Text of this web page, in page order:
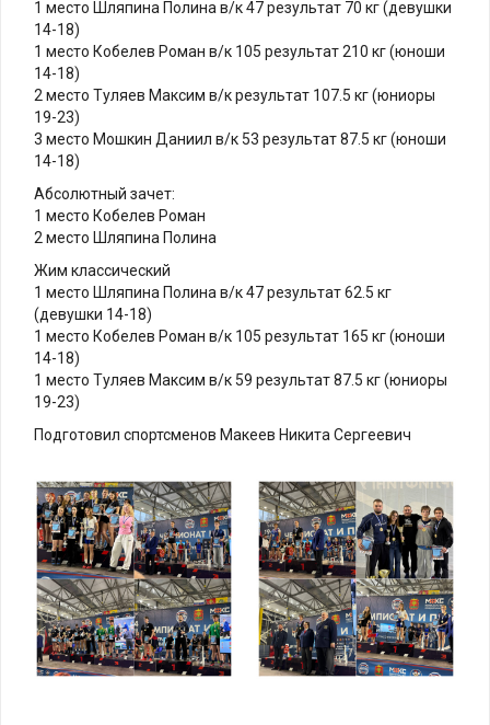
1 место Шляпина Полина в/к 47 результат 70 кг (девушки
14-18)
1 место Кобелев Роман в/к 105 результат 210 кг (юноши
14-18)
2 место Туляев Максим в/к результат 107.5 кг (юниоры
19-23)
3 место Мошкин Даниил в/к 53 результат 87.5 кг (юноши
14-18)
Абсолютный зачет:
1 место Кобелев Роман
2 место Шляпина Полина
Жим классический
1 место Шляпина Полина в/к 47 результат 62.5 кг
(девушки 14-18)
1 место Кобелев Роман в/к 105 результат 165 кг (юноши
14-18)
1 место Туляев Максим в/к 59 результат 87.5 кг (юниоры
19-23)
Подготовил спортсменов Макеев Никита Сергеевич